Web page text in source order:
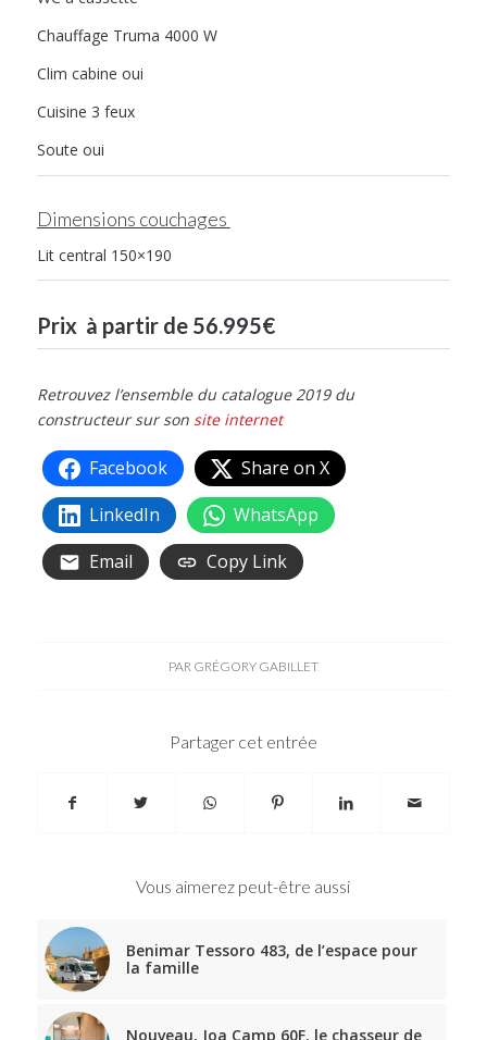
Chauffage Truma 4000 W
Clim cabine oui
Cuisine 3 feux
Soute oui
Dimensions couchages
Lit central 150×190
Prix à partir de 56.995€
Retrouvez l’ensemble du catalogue 2019 du
constructeur sur son site internet
Facebook
Share on X
LinkedIn
WhatsApp
Email
Copy Link
PAR GRÉGORY GABILLET
Partager cet entrée
Vous aimerez peut-être aussi
Benimar Tessoro 483, de l’espace pour
la famille
Nouveau, Joa Camp 60F, le chasseur de